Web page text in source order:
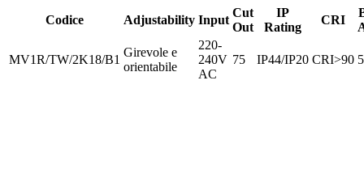
Codice Adjustability Input
Cut
Out
IP
Rating
CRI
MV1R/TW/2K18/B1
Girevole e
orientabile
220-
240V
AC
75 IP44/IP20 CRI>90